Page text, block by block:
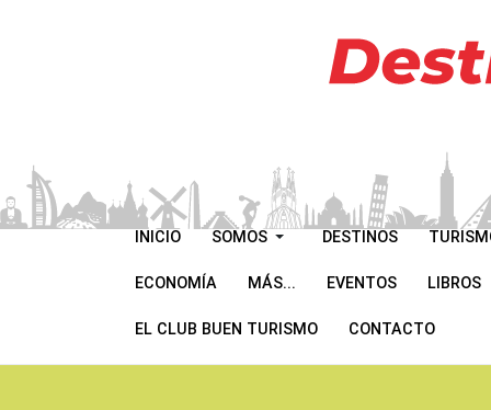
INICIO SOMOS DESTINOS
ECONOMÍA MÁS... EVENTOS LIBROS
EL CLUB BUEN TURISMO CONTACTO